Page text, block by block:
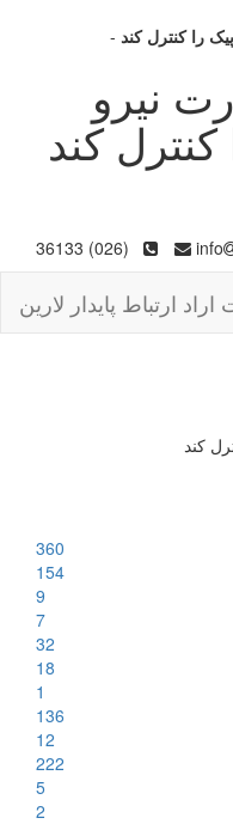
را کنترل کند -
نیرو
کند
info
(026) 36133
کند
360
154
9
7
32
18
1
136
12
222
5
2